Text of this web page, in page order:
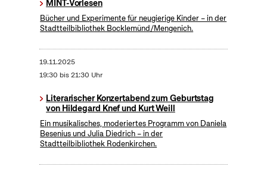
MINT-Vorlesen
Bücher und Experimente für neugierige Kinder – in der
Stadtteilbibliothek Bocklemünd/Mengenich.
19.11.2025
19:30 bis 21:30 Uhr
Literarischer Konzertabend zum Geburtstag
von Hildegard Knef und Kurt Weill
Ein musikalisches, moderiertes Programm von Daniela
Besenius und Julia Diedrich – in der
Stadtteilbibliothek Rodenkirchen.